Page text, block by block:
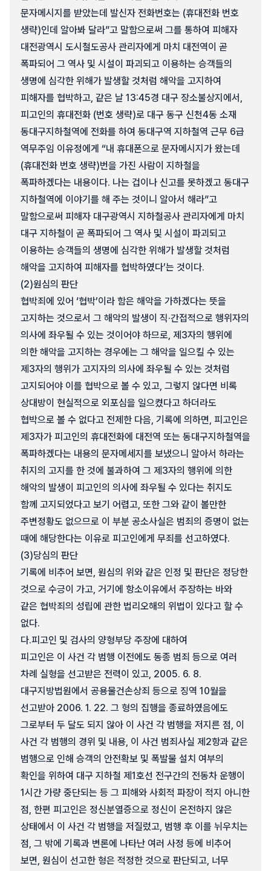
문자메시지를 받았는데 발신자 전화번호는 (휴대전화 번호
생략)인데 알아봐 달라”고 말함으로써 그를 통하여 피해자
대전광역시 도시철도공사 관리자에게 마치 대전역이 곧
폭파되어 그 역사 및 시설이 파괴되고 이용하는 승객들의
생명에 심각한 위해가 발생할 것처럼 해악을 고지하여
피해자를 협박하고, 같은 날 13:45경 대구 장소불상지에서,
피고인의 휴대전화 (번호 생략)로 대구 동구 신천4동 소재
동대구지하철역에 전화를 하여 동대구역 지하철역 근무 6급
역무주임 이유정에게 “내 휴대폰으로 문자메시지가 왔는데
(휴대전화 번호 생략)번을 가진 사람이 지하철을
폭파하겠다는 내용이다. 나는 겁이나 신고를 못하겠고 동대구
지하철역에 이야기를 해 주는 것이니 알아서 해라”고
말함으로써 피해자 대구광역시 지하철공사 관리자에게 마치
대구 지하철이 곧 폭파되어 그 역사 및 시설이 파괴되고
이용하는 승객들의 생명에 심각한 위해가 발생할 것처럼
해악을 고지하여 피해자를 협박하였다’는 것이다.
(2)원심의 판단
협박죄에 있어 ‘협박’이라 함은 해악을 가하겠다는 뜻을
고지하는 것으로서 그 해악의 발생이 직·간접적으로 행위자의
의사에 좌우될 수 있는 것이어야 하므로, 제3자의 행위에
의한 해악을 고지하는 경우에는 그 해악을 일으킬 수 있는
제3자의 행위가 고지자의 의사에 좌우될 수 있는 것처럼
고지되어야 이를 협박으로 볼 수 있고, 그렇지 않다면 비록
상대방이 현실적으로 외포심을 일으켰다고 하더라도
협박으로 볼 수 없다고 전제한 다음, 기록에 의하면, 피고인은
제3자가 피고인의 휴대전화에 대전역 또는 동대구지하철역을
폭파하겠다는 내용의 문자메세지를 보냈으니 알아서 하라는
취지의 고지를 한 것에 불과하여 그 제3자의 행위에 의한
해악의 발생이 피고인의 의사에 좌우될 수 있다는 취지도
함께 고지되었다고 보기 어렵고, 또한 그와 같이 볼만한
주변정황도 없으므로 이 부분 공소사실은 범죄의 증명이 없는
때에 해당한다는 이유로 피고인에게 무죄를 선고하였다.
(3)당심의 판단
기록에 비추어 보면, 원심의 위와 같은 인정 및 판단은 정당한
것으로 수긍이 가고, 거기에 항소이유에서 주장하는 바와
같은 협박죄의 성립에 관한 법리오해의 위법이 있다고 할 수
없다.
다.피고인 및 검사의 양형부당 주장에 대하여
피고인은 이 사건 각 범행 이전에도 동종 범죄 등으로 여러
차례 실형을 선고받은 전력이 있고, 2005. 6. 8.
대구지방법원에서 공용물건손상죄 등으로 징역 10월을
선고받아 2006. 1. 22. 그 형의 집행을 종료하였음에도
그로부터 두 달도 되지 않아 이 사건 각 범행을 저지른 점, 이
사건 각 범행의 경위 및 내용, 이 사건 범죄사실 제2항과 같은
범행으로 인해 승객의 안전확보 및 폭발물 설치 여부의
확인을 위하여 대구 지하철 제1호선 전구간의 전동차 운행이
1시간 가량 중단되는 등 그 피해와 사회적 파장이 적지 아니한
점, 한편 피고인은 정신분열증으로 정신이 온전하지 않은
상태에서 이 사건 각 범행을 저질렀고, 범행 후 이를 뉘우치는
점, 그 밖에 기록과 변론에 나타난 여러 사정 등에 비추어
보면, 원심이 선고한 형은 적정한 것으로 판단되고, 너무